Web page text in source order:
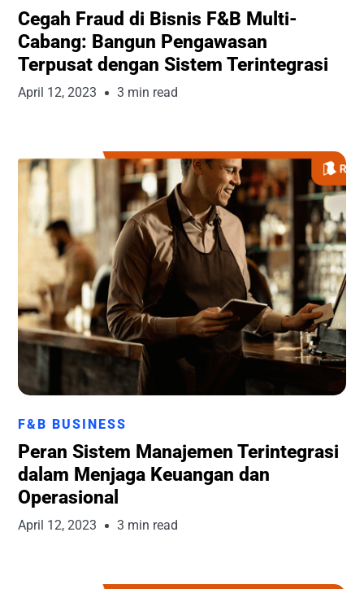
Cegah Fraud di Bisnis F&B Multi-
Cabang: Bangun Pengawasan
Terpusat dengan Sistem Terintegrasi
April 12, 2023 3 min read
Runchise Team
F&B BUSINESS
Peran Sistem Manajemen Terintegrasi
dalam Menjaga Keuangan dan
Operasional
April 12, 2023 3 min read